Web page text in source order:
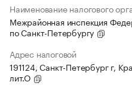
Наименование налогового
Межрайонная инспекция
по Санкт-Петербургу
Адрес налоговой
191124, Санкт-Петербург г,
лит.О